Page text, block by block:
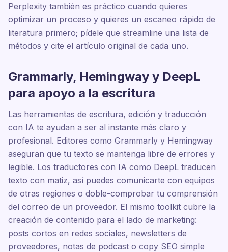
Perplexity también es práctico cuando quieres
optimizar un proceso y quieres un escaneo rápido de
literatura primero; pídele que streamline una lista de
métodos y cite el artículo original de cada uno.
Grammarly, Hemingway y DeepL
para apoyo a la escritura
Las herramientas de escritura, edición y traducción
con IA te ayudan a ser al instante más claro y
profesional. Editores como Grammarly y Hemingway
aseguran que tu texto se mantenga libre de errores y
legible. Los traductores con IA como DeepL traducen
texto con matiz, así puedes comunicarte con equipos
de otras regiones o doble-comprobar tu comprensión
del correo de un proveedor. El mismo toolkit cubre la
creación de contenido para el lado de marketing:
posts cortos en redes sociales, newsletters de
proveedores, notas de podcast o copy SEO simple